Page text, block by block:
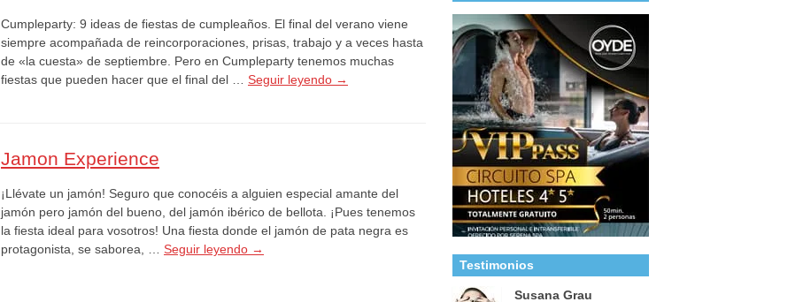
Cumpleparty: 9 ideas de fiestas de cumpleaños. El final del verano viene
siempre acompañada de reincorporaciones, prisas, trabajo y a veces hasta
de «la cuesta» de septiembre. Pero en Cumpleparty tenemos muchas
fiestas que pueden hacer que el final del … Seguir leyendo →
Jamon Experience
¡Llévate un jamón! Seguro que conocéis a alguien especial amante del
jamón pero jamón del bueno, del jamón ibérico de bellota. ¡Pues tenemos
la fiesta ideal para vosotros! Una fiesta donde el jamón de pata negra es
protagonista, se saborea, … Seguir leyendo →
Testimonios
Susana Grau